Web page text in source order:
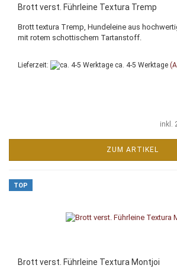
Brott verst. Führleine Textura Tremp
Brott textura Tremp, Hundeleine aus
mit rotem schottischem Tartanstoff.
Lieferzeit: ca. 4-5 Werktage
inkl.
ZUM ARTIKEL
TOP
Brott verst. Führleine Textura Montjoi